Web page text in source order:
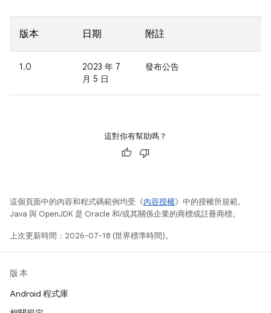
版本 日期 附註
1.0
2023 年 7
月 5 日
發布公告
這對你有幫助嗎？
這個頁面中的內容和程式碼範例均受《內容授權》中的授權所規範。
Java 與 OpenJDK 是 Oracle 和/或其關係企業的商標或註冊商標。
上次更新時間：2026-07-18 (世界標準時間)。
版本
Android 程式庫